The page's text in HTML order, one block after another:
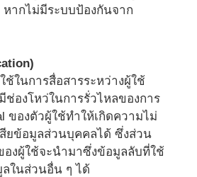
ากไม่มีระบบป้องกันจาก
ช้ในการสื่อสารระหว่างผู้ใช้
องโหว่ในการรั่วไหลของการ
ของตัวผู้ใช้ทำให้เกิดความไม่
ยข้อมูลส่วนบุคคลได้ ซึ่งส่วน
องผู้ใช้จะนำมาซึ่งข้อมูลลับที่ใช้
ลในส่วนอื่น ๆ ได้